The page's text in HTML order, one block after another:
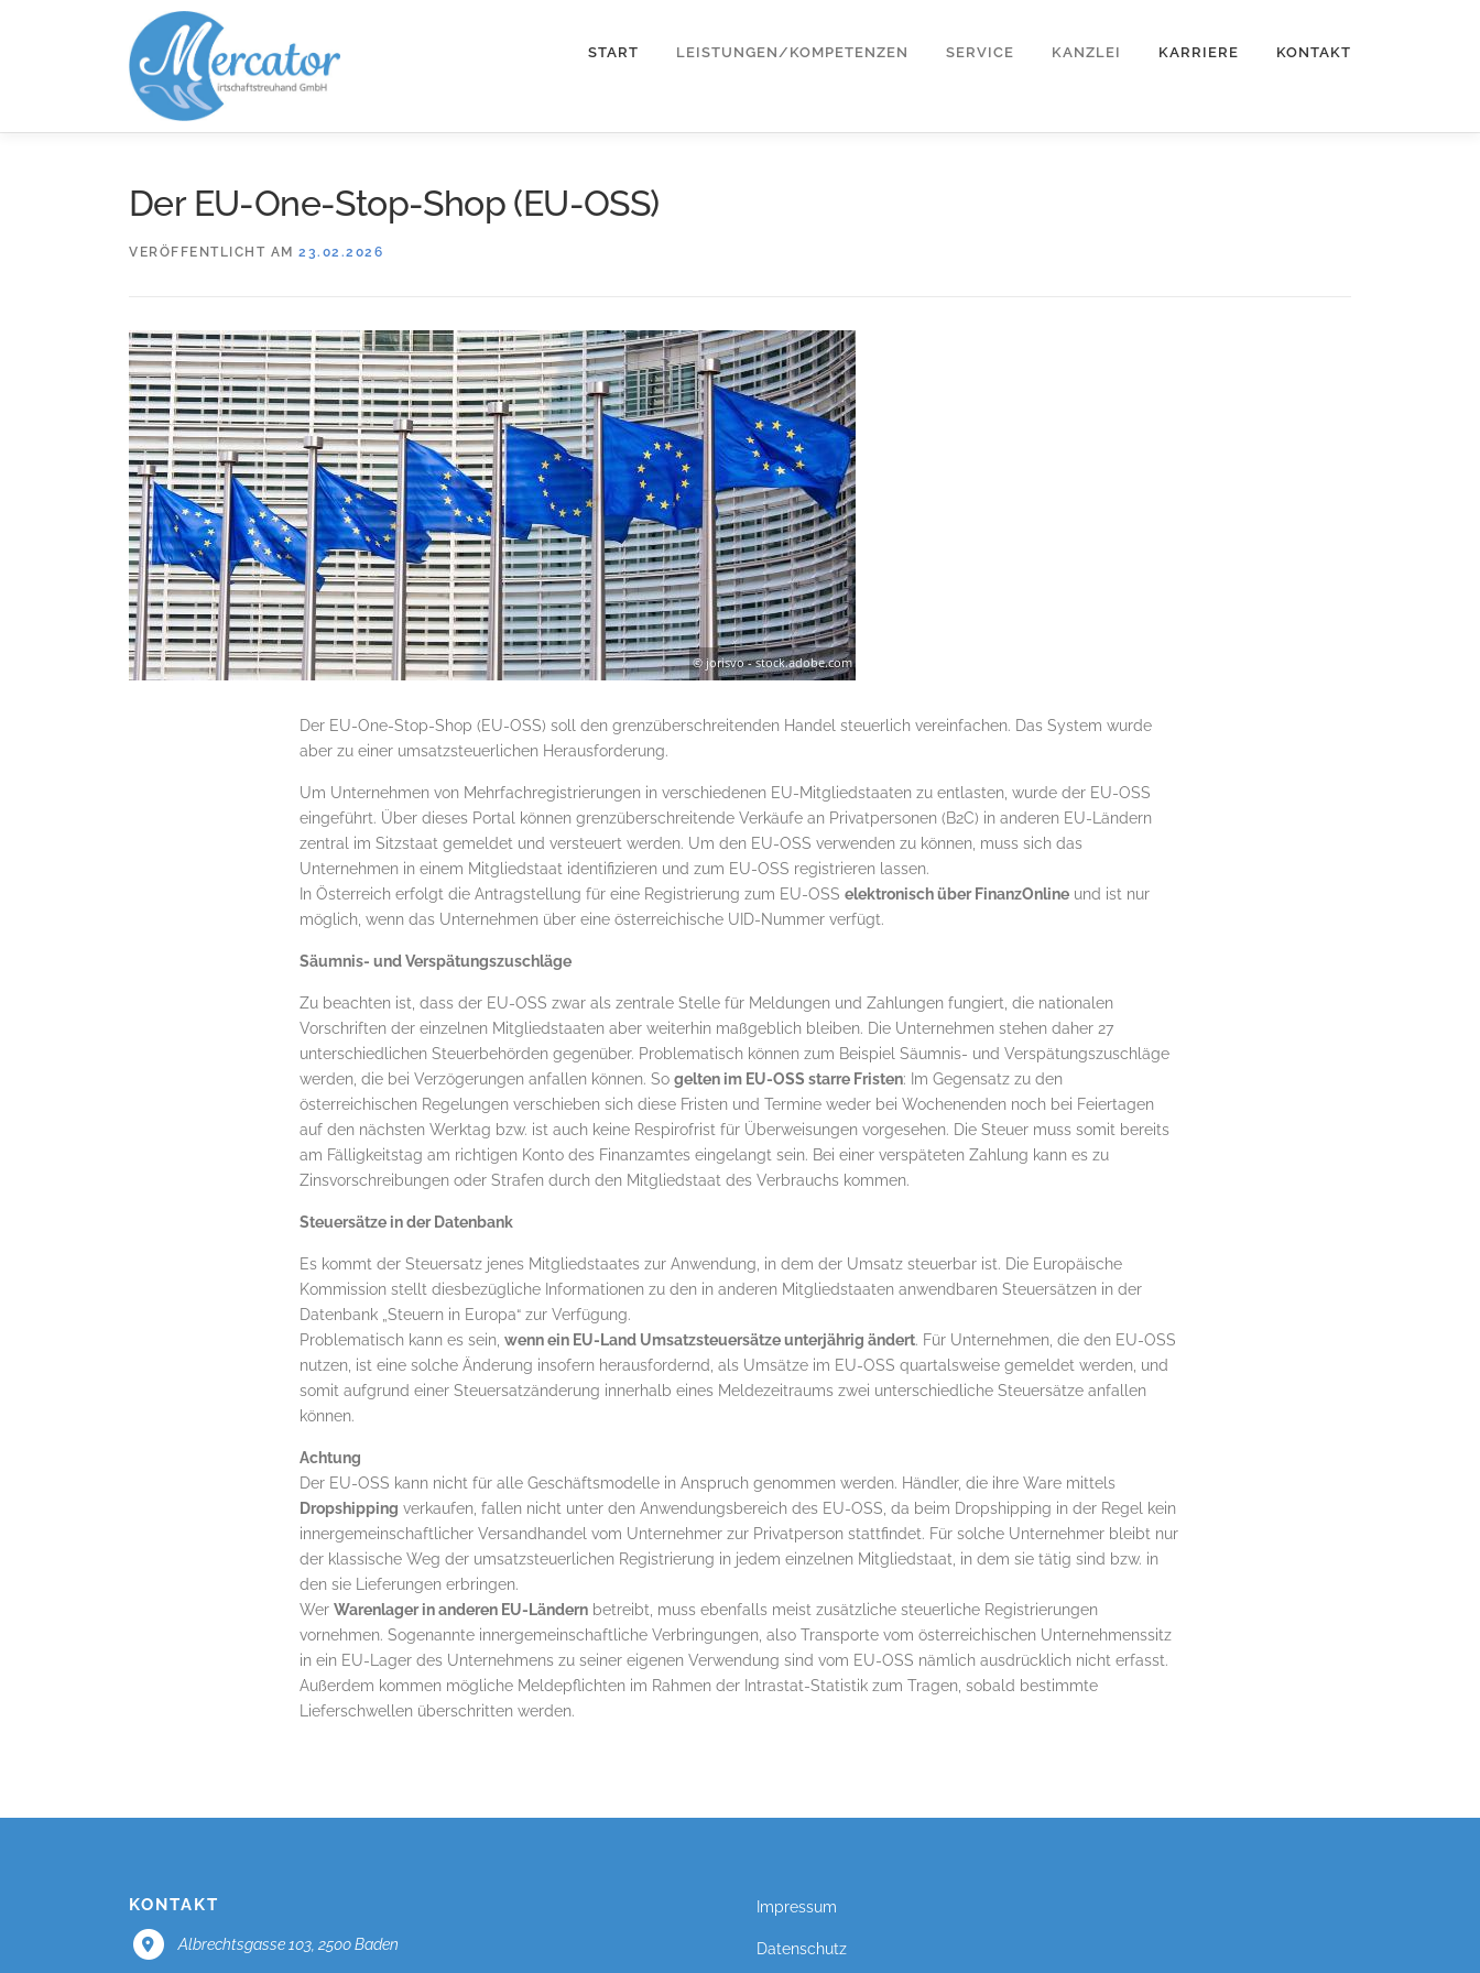
START LEISTUNGEN/KOMPETENZEN SERVICE KANZLEI KARRIERE KONTAKT
Der EU-One-Stop-Shop (EU-OSS)
VERÖFFENTLICHT AM 23.02.2026
Der EU-One-Stop-Shop (EU-OSS) soll den grenzüberschreitenden Handel steuerlich vereinfachen. Das System wurde
aber zu einer umsatzsteuerlichen Herausforderung.
Um Unternehmen von Mehrfachregistrierungen in verschiedenen EU-Mitgliedstaaten zu entlasten, wurde der EU-OSS
eingeführt. Über dieses Portal können grenzüberschreitende Verkäufe an Privatpersonen (B2C) in anderen EU-Ländern
zentral im Sitzstaat gemeldet und versteuert werden. Um den EU-OSS verwenden zu können, muss sich das
Unternehmen in einem Mitgliedstaat identifizieren und zum EU-OSS registrieren lassen.
In Österreich erfolgt die Antragstellung für eine Registrierung zum EU-OSS elektronisch über FinanzOnline und ist nur
möglich, wenn das Unternehmen über eine österreichische UID-Nummer verfügt.
Säumnis- und Verspätungszuschläge
Zu beachten ist, dass der EU-OSS zwar als zentrale Stelle für Meldungen und Zahlungen fungiert, die nationalen
Vorschriften der einzelnen Mitgliedstaaten aber weiterhin maßgeblich bleiben. Die Unternehmen stehen daher 27
unterschiedlichen Steuerbehörden gegenüber. Problematisch können zum Beispiel Säumnis- und Verspätungszuschläge
werden, die bei Verzögerungen anfallen können. So gelten im EU-OSS starre Fristen: Im Gegensatz zu den
österreichischen Regelungen verschieben sich diese Fristen und Termine weder bei Wochenenden noch bei Feiertagen
auf den nächsten Werktag bzw. ist auch keine Respirofrist für Überweisungen vorgesehen. Die Steuer muss somit bereits
am Fälligkeitstag am richtigen Konto des Finanzamtes eingelangt sein. Bei einer verspäteten Zahlung kann es zu
Zinsvorschreibungen oder Strafen durch den Mitgliedstaat des Verbrauchs kommen.
Steuersätze in der Datenbank
Es kommt der Steuersatz jenes Mitgliedstaates zur Anwendung, in dem der Umsatz steuerbar ist. Die Europäische
Kommission stellt diesbezügliche Informationen zu den in anderen Mitgliedstaaten anwendbaren Steuersätzen in der
Datenbank „Steuern in Europa“ zur Verfügung.
Problematisch kann es sein, wenn ein EU-Land Umsatzsteuersätze unterjährig ändert. Für Unternehmen, die den EU-OSS
nutzen, ist eine solche Änderung insofern herausfordernd, als Umsätze im EU-OSS quartalsweise gemeldet werden, und
somit aufgrund einer Steuersatzänderung innerhalb eines Meldezeitraums zwei unterschiedliche Steuersätze anfallen
können.
Achtung
Der EU-OSS kann nicht für alle Geschäftsmodelle in Anspruch genommen werden. Händler, die ihre Ware mittels
Dropshipping verkaufen, fallen nicht unter den Anwendungsbereich des EU-OSS, da beim Dropshipping in der Regel kein
innergemeinschaftlicher Versandhandel vom Unternehmer zur Privatperson stattfindet. Für solche Unternehmer bleibt nur
der klassische Weg der umsatzsteuerlichen Registrierung in jedem einzelnen Mitgliedstaat, in dem sie tätig sind bzw. in
den sie Lieferungen erbringen.
Wer Warenlager in anderen EU-Ländern betreibt, muss ebenfalls meist zusätzliche steuerliche Registrierungen
vornehmen. Sogenannte innergemeinschaftliche Verbringungen, also Transporte vom österreichischen Unternehmenssitz
in ein EU-Lager des Unternehmens zu seiner eigenen Verwendung sind vom EU-OSS nämlich ausdrücklich nicht erfasst.
Außerdem kommen mögliche Meldepflichten im Rahmen der Intrastat-Statistik zum Tragen, sobald bestimmte
Lieferschwellen überschritten werden.
KONTAKT
Albrechtsgasse 103, 2500 Baden
Impressum
Datenschutz